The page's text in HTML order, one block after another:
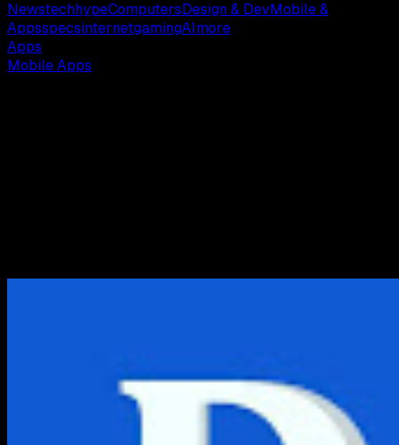
NewstechhypeComputers Design & Dev Mobile &
AppsspecsinternetgamingAI more
Apps
Mobile Apps